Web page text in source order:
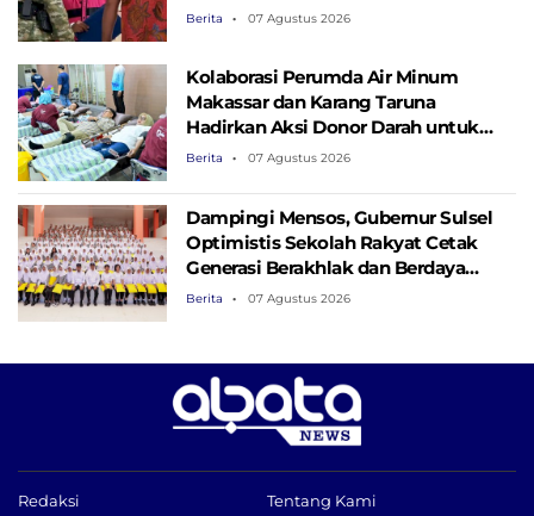
Berita 07 Agustus 2026
Kolaborasi Perumda Air Minum
Makassar dan Karang Taruna
Hadirkan Aksi Donor Darah untuk
Kemanusiaan
Berita 07 Agustus 2026
Dampingi Mensos, Gubernur Sulsel
Optimistis Sekolah Rakyat Cetak
Generasi Berakhlak dan Berdaya
Saing
Berita 07 Agustus 2026
Redaksi Tentang Kami